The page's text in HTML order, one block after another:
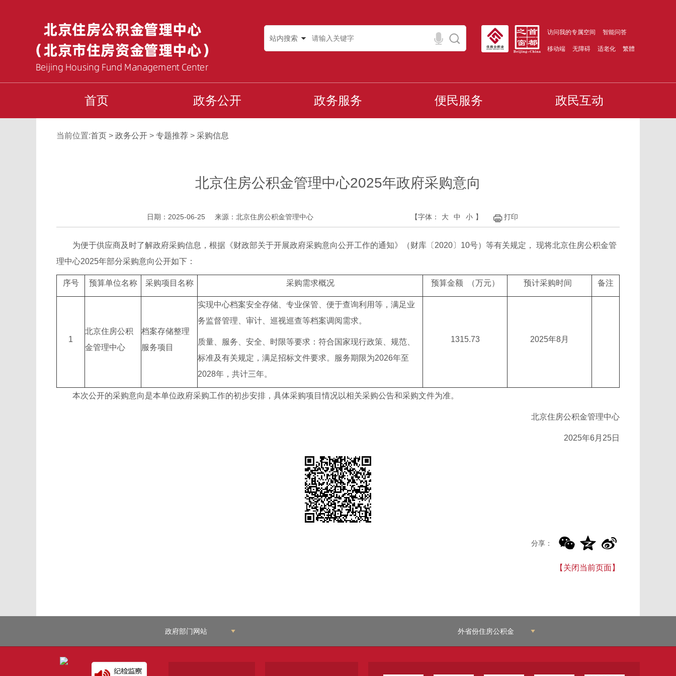
访问我的专属空间 智能问答
移动端 无障碍 适老化 繁體
站内搜索
首页 政务公开 政务服务 便民服务 政民互动
当前位置:首页 > 政务公开 > 专题推荐 > 采购信息
北京住房公积金管理中心2025年政府采购意向
日期：2025-06-25 来源：北京住房公积金管理中心 打印
【字体： 大 中 小 】
为便于供应商及时了解政府采购信息，根据《财政部关于开展政府采购意向公开工作的通知》（财库〔2020〕10号）等有关规定， 现将北京住房公积金管
理中心2025年部分采购意向公开如下：
序号 预算单位名称 采购项目名称 采购需求概况 预算金额 （万元） 预计采购时间 备注
1
北京住房公积
金管理中心
档案存储整理
服务项目
实现中心档案安全存储、专业保管、便于查询利用等，满足业
务监督管理、审计、巡视巡查等档案调阅需求。
质量、服务、安全、时限等要求：符合国家现行政策、规范、
标准及有关规定，满足招标文件要求。服务期限为2026年至
2028年，共计三年。
1315.73 2025年8月
本次公开的采购意向是本单位政府采购工作的初步安排，具体采购项目情况以相关采购公告和采购文件为准。
北京住房公积金管理中心
2025年6月25日
分享：
【关闭当前页面】
政府部门网站 外省份住房公积金